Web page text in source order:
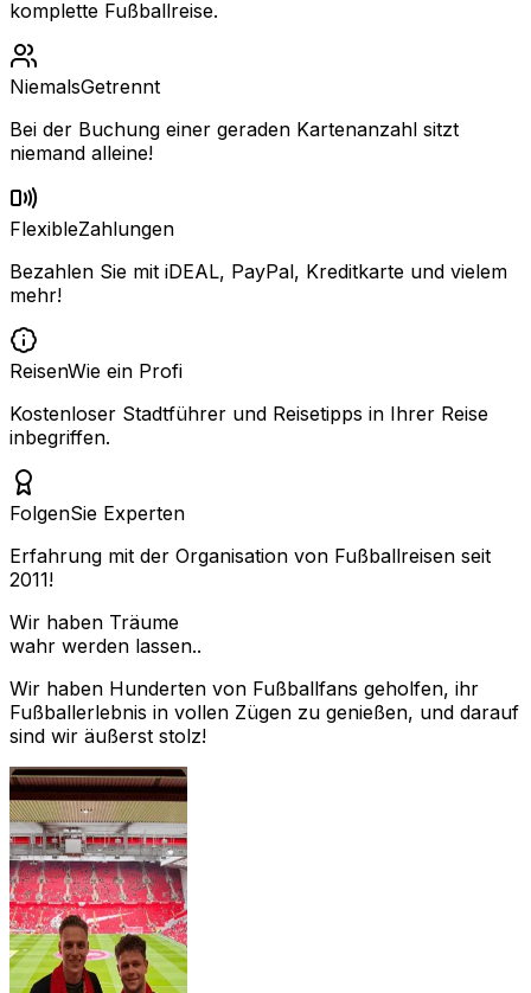
komplette Fußballreise.
NiemalsGetrennt
Bei der Buchung einer geraden Kartenanzahl sitzt
niemand alleine!
FlexibleZahlungen
Bezahlen Sie mit iDEAL, PayPal, Kreditkarte und vielem
mehr!
ReisenWie ein Profi
Kostenloser Stadtführer und Reisetipps in Ihrer Reise
inbegriffen.
FolgenSie Experten
Erfahrung mit der Organisation von Fußballreisen seit
2011!
Wir haben Träume
wahr werden lassen..
Wir haben Hunderten von Fußballfans geholfen, ihr
Fußballerlebnis in vollen Zügen zu genießen, und darauf
sind wir äußerst stolz!